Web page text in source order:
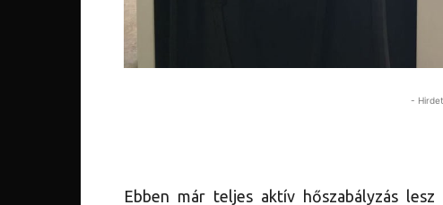
-
Ebben már teljes aktív hőszabályzás